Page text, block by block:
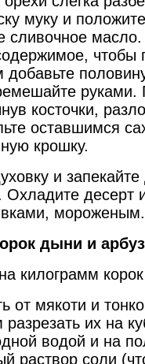
муку и
сливочное
чтобы
добавьте
руками.
косточки,
оставшимся
крошку.
и запекайте
Охладите десерт
мороженым.
дыни и
килограмм
от мякоти и
разрезать их на
водой и на
раствор соли